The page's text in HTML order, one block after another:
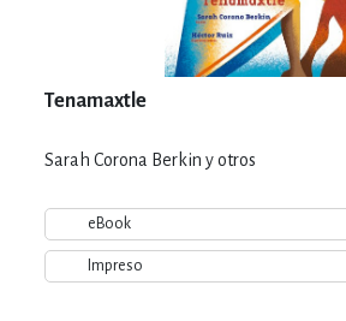
Tenamaxtle
Sarah Corona Berkin y otros
eBook
Impreso